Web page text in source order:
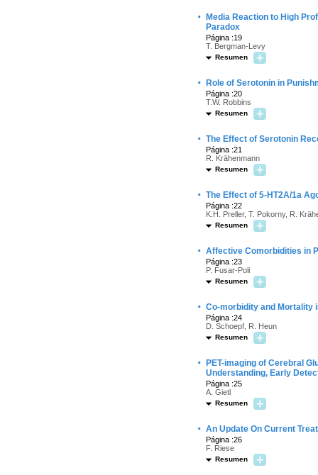
·
Media Reaction to High
Paradox
Página :19
T. Bergman-Levy
Resumen
· Role of Serotonin in
Página :20
T.W. Robbins
Resumen
· The Effect of Serotonin
Página :21
R. Krähenmann
Resumen
· The Effect of 5-HT2A/1a
Página :22
K.H. Preller, T. Pokorny, R.
Resumen
· Affective Comorbidities in
Página :23
P. Fusar-Poli
Resumen
· Co-morbidity and Mortality
Página :24
D. Schoepf, R. Heun
Resumen
·
PET-imaging of Cerebral
Understanding, Early
Página :25
A. Gietl
Resumen
· An Update On Current
Página :26
F. Riese
Resumen